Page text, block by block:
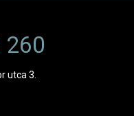
utca 3.